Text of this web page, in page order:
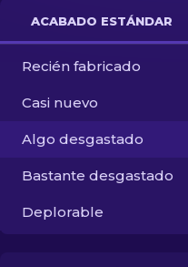
Otro
ACABADO ESTÁNDAR
Recién fabricado
Casi nuevo
Algo desgastado
Bastante desgastado
Deplorable